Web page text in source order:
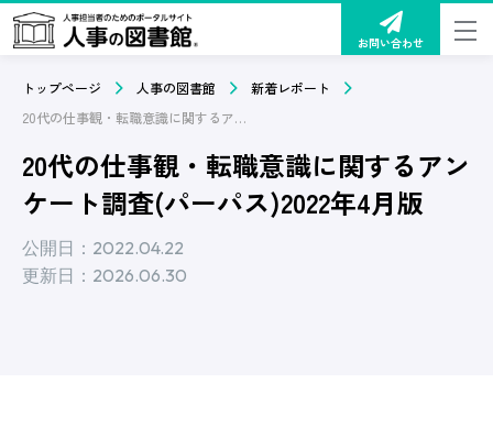
お問い合わせ
トップページ 人事の図書館
新着レポート
20代の仕事観・転職意識に関するアンケート調査(パーパス)2022年4月版
20代の仕事観・転職意識に関するアン
ケート調査(パーパス)2022年4月版
公開日：2022.04.22
更新日：2026.06.30